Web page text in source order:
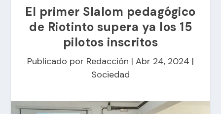
El primer Slalom pedagógico
de Riotinto supera ya los 15
pilotos inscritos
Publicado por Redacción | Abr 24, 2024 |
Sociedad